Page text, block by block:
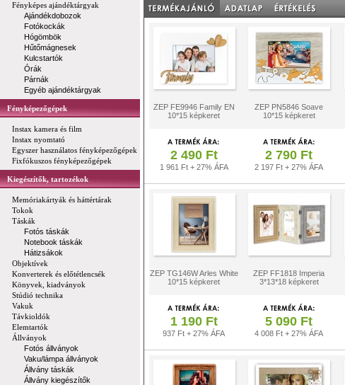
Fényképes ajándéktárgyak
Ajándékdobozok
Fotókockák
Hógömbök
Hűtőmágnesek
Kulcstartók
Órák
Párnák
Egyéb ajándéktárgyak
Fényképezőgépek
Instax kamera és film
Instax nyomtató
Egyszer használatos fényképezőgépek
Fixfókuszos fényképezőgépek
Kiegészítők, tartozékok
Memóriakártyák és háttértárak
Tokok
Táskák
Fotós táskák
Notebook táskák
Hátizsákok
Objektívek
Konverterek és előtétlencsék
Könyvek, kiadványok
Stúdió technika
Vakuk
Távkioldók
Elemtartók
Állványok
Fotós állványok
Vaku/lámpa állványok
Állvány táskák
Állvány kiegészítők
ZEP FE9946 Family EN
10*15 képkeret
ZEP PN5846 Soave
10*15 képkeret
2 490 Ft
1 961 Ft + 27% ÁFA
2 790 Ft
2 197 Ft + 27% ÁFA
ZEP TG146W Arles White
10*15 képkeret
ZEP FF1818 Imperia
3*13*18 képkeret
1 190 Ft
937 Ft + 27% ÁFA
5 090 Ft
4 008 Ft + 27% ÁFA